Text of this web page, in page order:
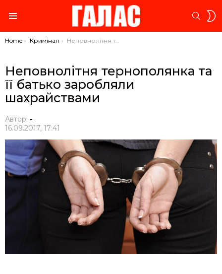
You are here:
Home Кримінал Неповнолітня тернополянка та її батько заробляли шахрайствами
Неповнолітня тернополянка та
її батько заробляли
шахрайствами
Автор: -
16.09.2017, 17:41